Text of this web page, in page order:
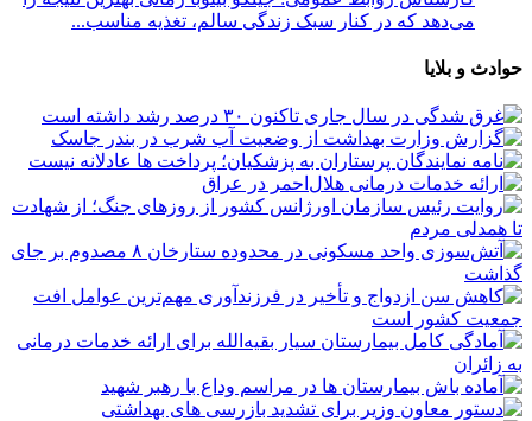
می‌دهد که در کنار سبک زندگی سالم، تغذیه مناسب...
حوادث و بلایا